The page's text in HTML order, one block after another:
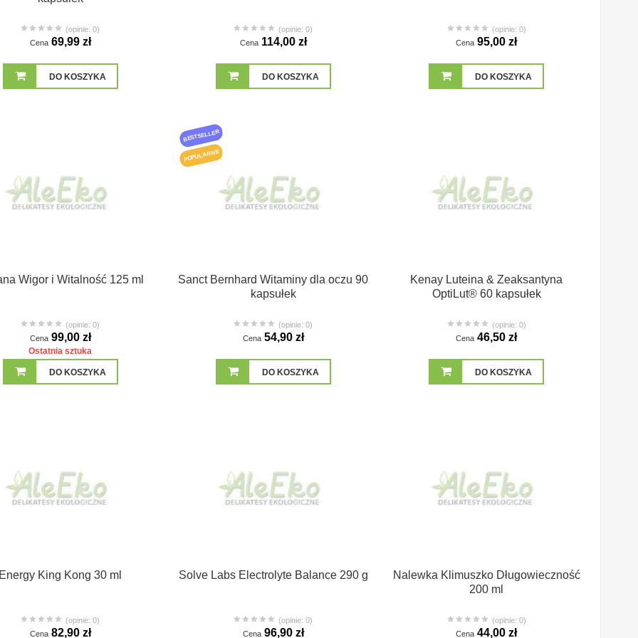
(opinie: 0)
Cena 69,99 zł
DO KOSZYKA
(opinie: 0)
Cena 114,00 zł
DO KOSZYKA
(opinie: 0)
Cena 95,00 zł
DO KOSZYKA
Wigor i Witalność 125 ml
(opinie: 0)
Cena 99,00 zł
Ostatnia sztuka
DO KOSZYKA
BESTSELLER
POPULARNE
Sanct Bernhard Witaminy dla oczu 90
kapsułek
(opinie: 0)
Cena 54,90 zł
DO KOSZYKA
Kenay Luteina & Zeaksantyna
OptiLut® 60 kapsułek
(opinie: 0)
Cena 46,50 zł
DO KOSZYKA
King Kong 30 ml
(opinie: 0)
Cena 82,90 zł
Solve Labs Electrolyte Balance 290 g
(opinie: 0)
Cena 96,90 zł
Nalewka Klimuszko Długowieczność
200 ml
(opinie: 0)
Cena 44,00 zł